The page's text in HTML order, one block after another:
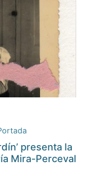
presenta la
Mira-Perceval